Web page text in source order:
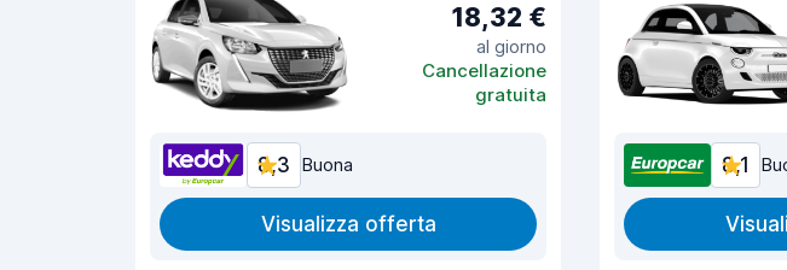
18,32 €
al giorno
Cancellazione
gratuita
8,3 Buona
Visualizza offerta
8,1